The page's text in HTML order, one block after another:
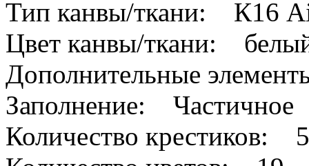
Тип канвы/ткани: К16
Цвет канвы/ткани:
Дополнительные
Заполнение: Частичное
Количество крестиков: